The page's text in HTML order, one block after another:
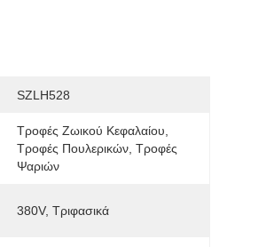
SZLH528
Τροφές Ζωικού Κεφαλαίου,
Τροφές Πουλερικών, Τροφές
Ψαριών
380V, Τριφασικά